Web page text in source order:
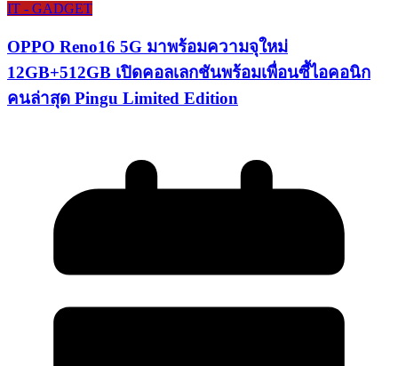
IT - GADGET
OPPO Reno16 5G มาพร้อมความจุใหม่
12GB+512GB เปิดคอลเลกชันพร้อมเพื่อนซี้ไอคอนิก
คนล่าสุด Pingu Limited Edition